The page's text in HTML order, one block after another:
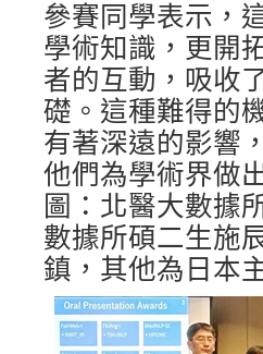
參賽同學表示，
學術知識，更開
者的互動，吸收
礎。這種難得的
有著深遠的影響
他們為學術界做
圖：北醫大數據
數據所碩二生施
鎮，其他為日本